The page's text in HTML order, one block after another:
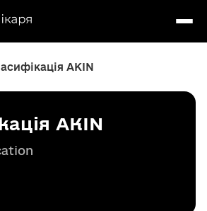
AKIN
AKIN